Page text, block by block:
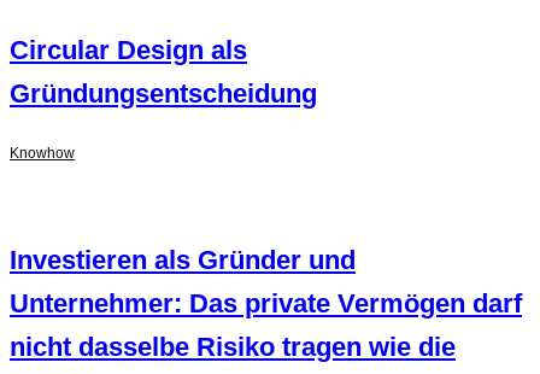
Circular Design als
Gründungsentscheidung
Knowhow
Investieren als Gründer und
Unternehmer: Das private Vermögen darf
nicht dasselbe Risiko tragen wie die